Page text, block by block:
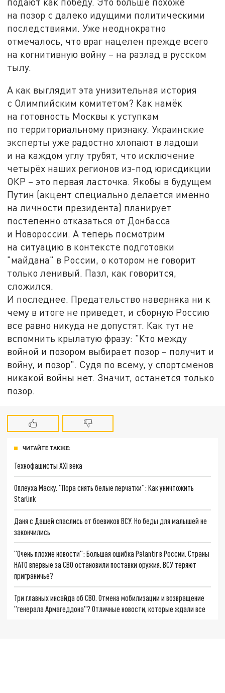
на позор с далеко идущими политическими
последствиями. Уже неоднократно
отмечалось, что враг нацелен прежде всего
на когнитивную войну – на разлад в русском
тылу.
А как выглядит эта унизительная история
с Олимпийским комитетом? Как намёк
на готовность Москвы к уступкам
по территориальному признаку. Украинские
эксперты уже радостно хлопают в ладоши
и на каждом углу трубят, что исключение
четырёх наших регионов из-под юрисдикции
ОКР – это первая ласточка. Якобы в будущем
Путин (акцент специально делается именно
на личности президента) планирует
постепенно отказаться от Донбасса
и Новороссии. А теперь посмотрим
на ситуацию в контексте подготовки
"майдана" в России, о котором не говорит
только ленивый. Пазл, как говорится,
сложился.
И последнее. Предательство наверняка ни к
чему в итоге не приведет, и сборную Россию
все равно никуда не допустят. Как тут не
вспомнить крылатую фразу: "Кто между
войной и позором выбирает позор – получит и
войну, и позор". Судя по всему, у спортсменов
никакой войны нет. Значит, останется только
позор.
ЧИТАЙТЕ ТАКЖЕ:
Технофашисты XXI века
Оплеуха Маску. "Пора снять белые перчатки": Как уничтожить
Starlink
Даня с Дашей спаслись от боевиков ВСУ. Но беды для малышей не
закончились
"Очень плохие новости": Большая ошибка Palantir в России. Страны
НАТО впервые за СВО остановили поставки оружия. ВСУ теряют
приграничье?
Три главных инсайда об СВО. Отмена мобилизации и возвращение
"генерала Армагеддона"? Отличные новости, которые ждали все